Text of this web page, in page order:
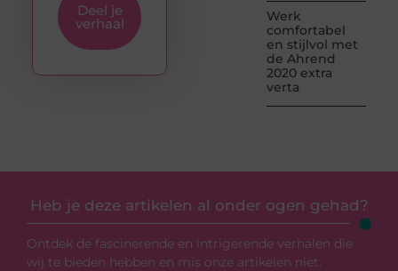
Werk
comfortabel
en stijlvol met
de Ahrend
2020 extra
verta
Deel je
verhaal
Heb je deze artikelen al onder ogen gehad?
Ontdek de fascinerende en intrigerende verhalen die
wij te bieden hebben en mis onze artikelen niet.